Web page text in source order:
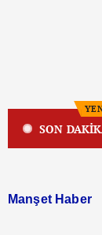
SON
CADDESİ
Manşet Haber